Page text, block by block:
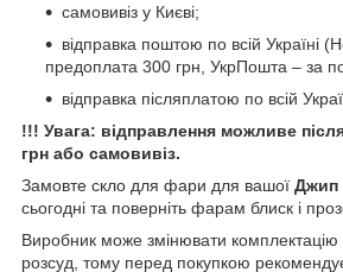
самовивіз у Києві;
відправка поштою по всій Україні
предоплата 300 грн, УкрПошта – за
відправка післяплатою по всій
!!! Увага: відправлення можливе
грн або самовивіз.
Замовте скло для фари для вашої Джип
сьогодні та поверніть фарам блиск і
Виробник може змінювати комплектацію
розсуд, тому перед покупкою